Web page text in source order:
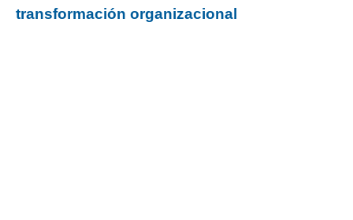
transformación organizacional